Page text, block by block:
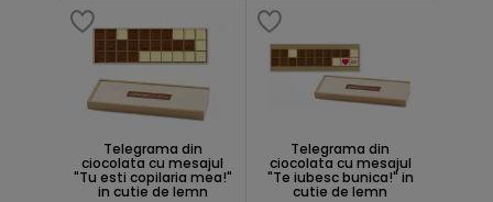
Telegrama din
ciocolata cu mesajul
"Tu esti copilaria mea!"
in cutie de lemn
Telegrama din
ciocolata cu mesajul
"Te iubesc bunica!" in
cutie de lemn